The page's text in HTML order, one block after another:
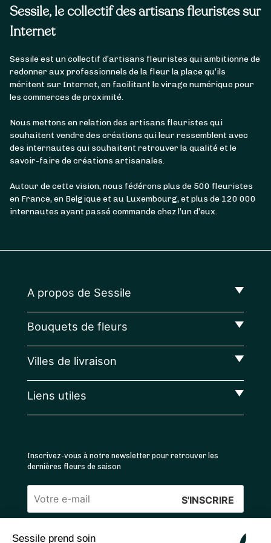
Sessile prend soin
Sessile, le collectif des artisans fleuristes sur
Internet
Sessile est un collectif d’artisans fleuristes qui ambitionne de
redonner aux professionnels de la fleur la place qu’ils
méritent sur Internet, en facilitant le virage numérique pour
les commerces de proximité.
Nous mettons en relation des artisans fleuristes qui
souhaitent vendre des créations qui leur ressemblent avec
des internautes qui souhaitent retrouver la qualité et le
savoir-faire de créations artisanales.
Autour de cette vision, nous fédérons plus de 500 fleuristes
en France, en Belgique et au Luxembourg, et plus de 120 000
internautes ayant passé commande chez l’un d’eux.
A propos de Sessile
Bouquets de fleurs
Villes de livraison
Liens utiles
Inscrivez-vous à notre newsletter pour retrouver les
dernières fleurs de saison
Veuillez
ce